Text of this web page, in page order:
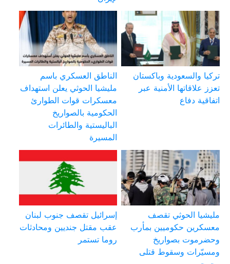
تركيا والسعودية وباكستان
تعزز علاقاتها الأمنية عبر
اتفاقية دفاع
الناطق العسكري باسم
مليشيا الحوثي يعلن استهداف
معسكرات قوات الطوارئ
الحكومية بالصواريخ
الباليستية والطائرات
المسيرة
مليشيا الحوثي تقصف
معسكرين حكوميين بمأرب
وحضرموت بصواريخ
ومسيّرات وسقوط قتلى
إسرائيل تقصف جنوب لبنان
عقب مقتل جنديين ومحادثات
روما تستمر